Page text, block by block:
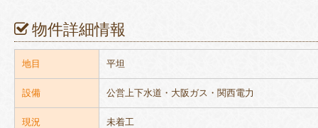
物件詳細情報
地目 平坦
設備 公営上下水道・大阪ガス・関西電力
現況 未着工